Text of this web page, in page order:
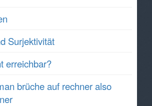
Surjektivität
erreichbar?
brüche auf rechner also